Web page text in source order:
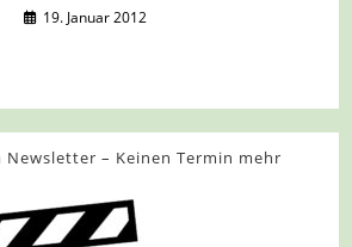
19. Januar 2012
Newsletter – Keinen Termin mehr